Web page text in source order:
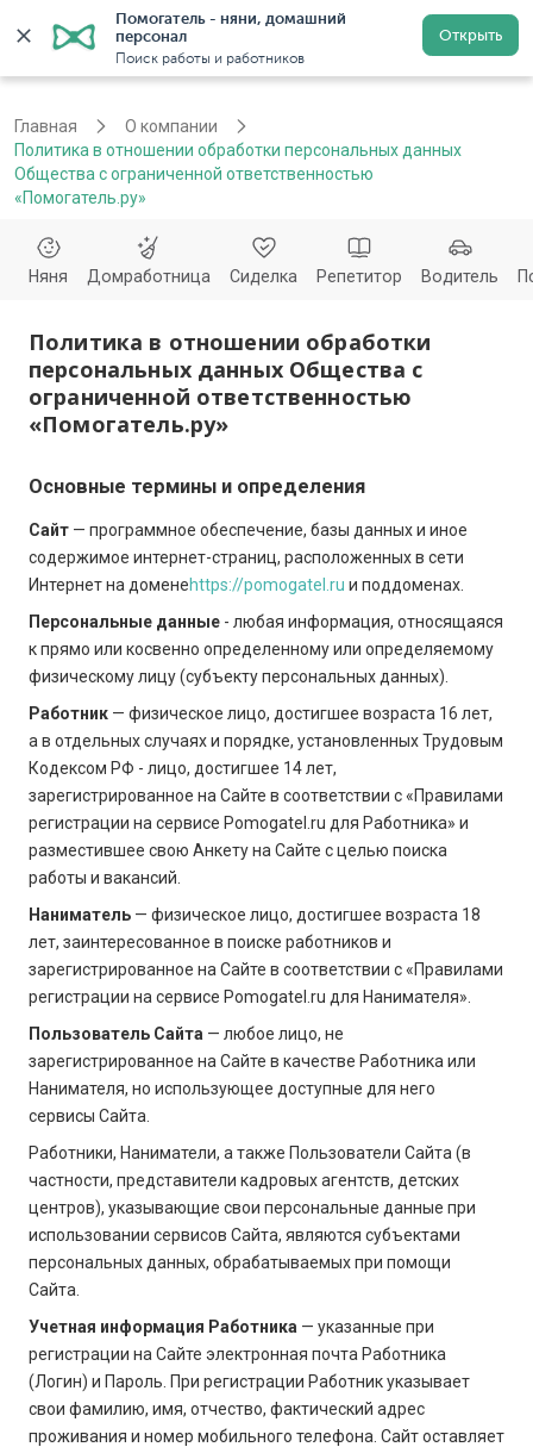
Помогатель - няни, домашний
персонал
Поиск работы и работников
Открыть
Регистрация
Главная
О компании
Политика в отношении обработки персональных данных
Общества с ограниченной ответственностью
«Помогатель.ру»
Няня Домработница Сиделка Репетитор Водитель
Политика в отношении обработки
персональных данных Общества с
ограниченной ответственностью
«Помогатель.ру»
Основные термины и определения
Сайт — программное обеспечение, базы данных и иное
содержимое интернет-страниц, расположенных в сети
Интернет на доменеhttps://pomogatel.ru и поддоменах.
Персональные данные - любая информация, относящаяся
к прямо или косвенно определенному или определяемому
физическому лицу (субъекту персональных данных).
Работник — физическое лицо, достигшее возраста 16 лет,
а в отдельных случаях и порядке, установленных Трудовым
Кодексом РФ - лицо, достигшее 14 лет,
зарегистрированное на Сайте в соответствии с «Правилами
регистрации на сервисе Pomogatel.ru для Работника» и
разместившее свою Анкету на Сайте с целью поиска
работы и вакансий.
Наниматель — физическое лицо, достигшее возраста 18
лет, заинтересованное в поиске работников и
зарегистрированное на Сайте в соответствии с «Правилами
регистрации на сервисе Pomogatel.ru для Нанимателя».
Пользователь Сайта — любое лицо, не
зарегистрированное на Сайте в качестве Работника или
Нанимателя, но использующее доступные для него
сервисы Сайта.
Работники, Наниматели, а также Пользователи Сайта (в
частности, представители кадровых агентств, детских
центров), указывающие свои персональные данные при
использовании сервисов Сайта, являются субъектами
персональных данных, обрабатываемых при помощи
Сайта.
Учетная информация Работника — указанные при
регистрации на Сайте электронная почта Работника
(Логин) и Пароль. При регистрации Работник указывает
свои фамилию, имя, отчество, фактический адрес
проживания и номер мобильного телефона. Сайт оставляет